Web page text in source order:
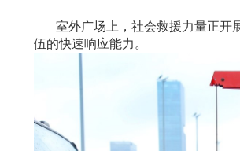
室外广场上，社会救援力量正开
伍的快速响应能力。